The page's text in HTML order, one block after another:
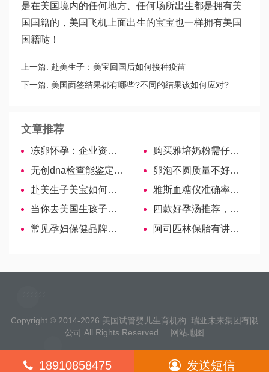
是在美国境内的任何地方、任何场所出生都是拥有美
国国籍的，美国飞机上面出生的宝宝也一样拥有美国
国籍哒！
上一篇: 赴美生子：美宝回国后如何接种疫苗
下一篇: 美国面签结果都有哪些?不同的结果该如何应对?
文章推荐
冻卵怀孕：企业资助冻卵 吸引女员工 _ 冻卵费用
购买雅培奶粉需仔细辨认！
无创dna检查能鉴定男女，三体数值已悄悄透漏
卵泡不圆质量不好真的是谣言，这些才是真实特征
赴美生子美宝如何办理一次性出入境证明
雅斯血糖仪准确率和作用一览，网友经验分享！
当你去美国生孩子时，你根本不用担心孩子的国籍
四款好孕汤推荐，配方、做法一应俱全！
常见孕妇保健品牌子汇总，3分钟教你如何选择！
阿司匹林保胎有讲究，注意正确剂量才安全！
Copyright © 2014-2026 美国试管婴儿生育机构 瑞亚未来集团有限
公司 All Rights Reserved
网站地图
18910858475 发送短信